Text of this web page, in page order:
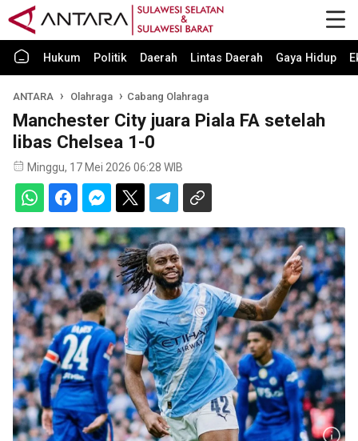
Hukum Politik Daerah Lintas Daerah Gaya Hidup
ANTARA Olahraga Cabang Olahraga
Manchester City juara Piala FA setelah
libas Chelsea 1-0
Minggu, 17 Mei 2026 06:28 WIB